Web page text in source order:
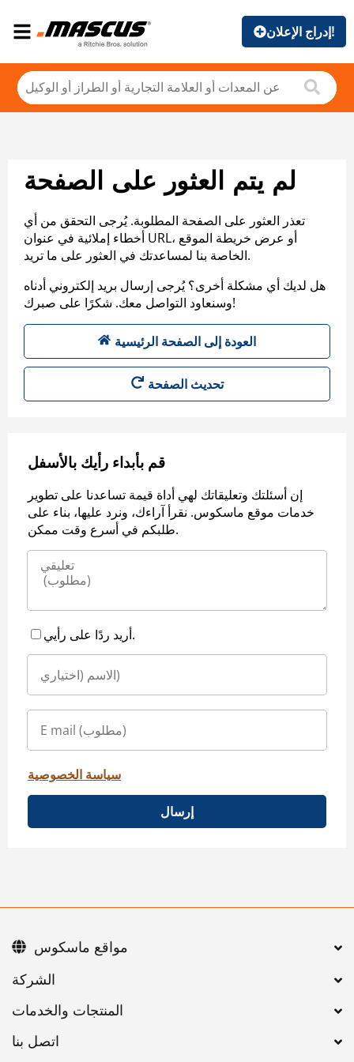
إدراج الإعلان!
لم يتم العثور على الصفحة
تعذر العثور على الصفحة المطلوبة. يُرجى التحقق من أي
أخطاء إملائية في عنوان URL، أو عرض خريطة الموقع
الخاصة بنا لمساعدتك في العثور على ما تريد.
هل لديك أي مشكلة أخرى؟ يُرجى إرسال بريد إلكتروني أدناه
وسنعاود التواصل معك. شكرًا على صبرك!
العودة إلى الصفحة الرئيسية
تحديث الصفحة
قم بأبداء رأيك بالأسفل
إن أسئلتك وتعليقاتك لهي أداة قيمة تساعدنا على تطوير
خدمات موقع ماسكوس. نقرأ آراءك، ونرد عليها، بناء على
طلبكم في أسرع وقت ممكن.
أريد ردًا على رأيي.
سياسة الخصوصية
إرسال
اتصل بنا
مواقع ماسكوس